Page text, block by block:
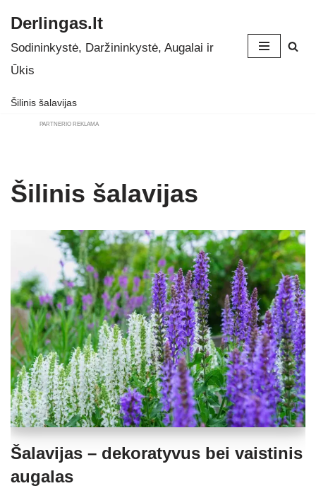
Skip
to
Derlingas.lt
Sodininkystė, Daržininkystė, Augalai ir
Ūkis
Šilinis šalavijas
PARTNERIO REKLAMA
Šilinis šalavijas
Šalavijas – dekoratyvus bei vaistinis
augalas